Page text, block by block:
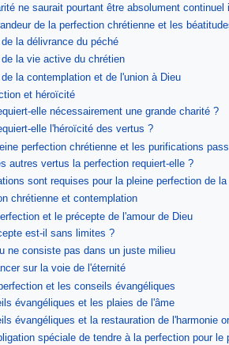
ne saurait pourtant être absolument
de la perfection chrétienne et les
la délivrance du péché
la vie active du chrétien
la contemplation et de l'union à Dieu
et héroïcité
elle nécessairement une grande charité ?
elle l'héroïcité des vertus ?
perfection chrétienne et les purifications
autres vertus la perfection requiert-elle ?
sont requises pour la pleine perfection de
chrétienne et contemplation
et le précepte de l'amour de Dieu
est-il sans limites ?
ne consiste pas dans un juste milieu
sur la voie de l'éternité
et les conseils évangéliques
évangéliques et les plaies de l'âme
évangéliques et la restauration de l'harmonie
spéciale de tendre à la perfection pour le